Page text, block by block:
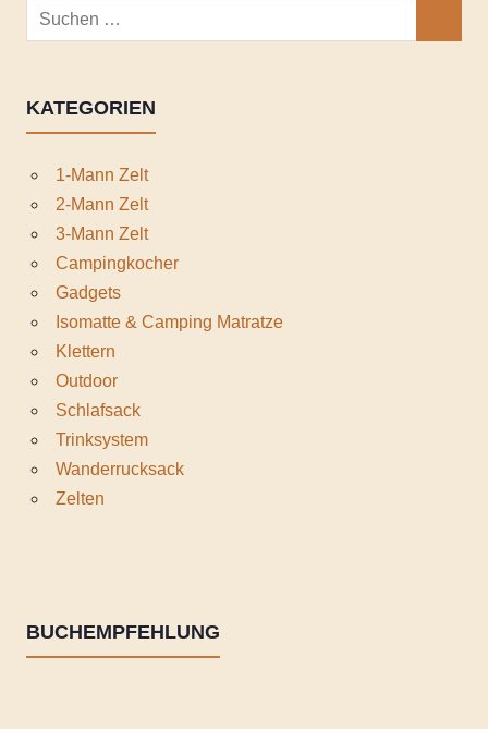
Suchen
nach:
KATEGORIEN
1-Mann Zelt
2-Mann Zelt
3-Mann Zelt
Campingkocher
Gadgets
Isomatte & Camping Matratze
Klettern
Outdoor
Schlafsack
Trinksystem
Wanderrucksack
Zelten
BUCHEMPFEHLUNG